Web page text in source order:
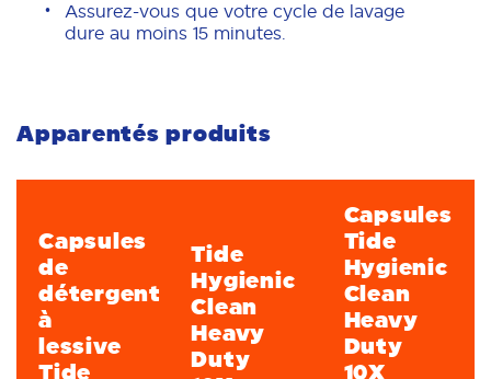
Assurez-vous que votre cycle de lavage
dure au moins 15 minutes.
Apparentés produits
Capsules
de
détergent
à
lessive
Tide
Tide
Hygienic
Clean
Heavy
Duty
Capsules
Tide
Hygienic
Clean
Heavy
Duty
10X